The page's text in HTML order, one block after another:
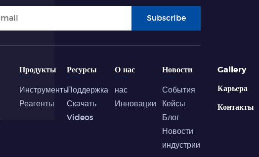
Subscribe
Продукты
Инструменты
Реагенты
Ресурсы
Поддержка
Скачать
Videos
О нас
нас
Инновации
Новости
События
Кейсы
Блог
Новости
индустрии
Gallery
Карьера
Контакты